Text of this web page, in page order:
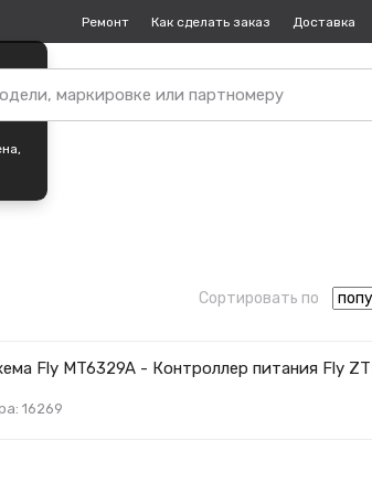
Ремонт Как сделать заказ Доставка
Сортировать по
Fly MT6329A - Контроллер питания Fly
16269